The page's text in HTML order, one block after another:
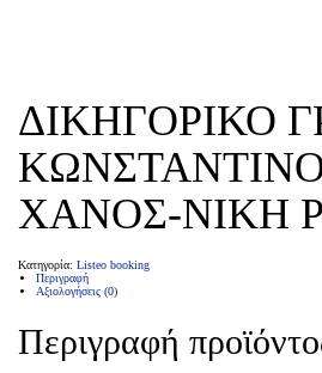
ΔΙΚΗΓΟΡΙΚΟ
ΧΑΝΟΣ-ΝΙΚΗ
Κατηγορία: Listeo booking
Περιγραφή
Αξιολογήσεις (0)
Περιγραφή